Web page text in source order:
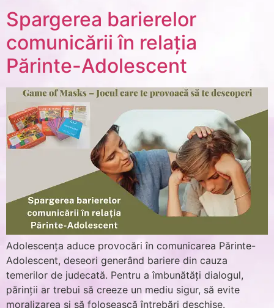
Spargerea barierelor
comunicării în relația
Părinte-Adolescent
Adolescența aduce provocări în comunicarea Părinte-
Adolescent, deseori generând bariere din cauza
temerilor de judecată. Pentru a îmbunătăți dialogul,
părinții ar trebui să creeze un mediu sigur, să evite
moralizarea și să folosească întrebări deschise.